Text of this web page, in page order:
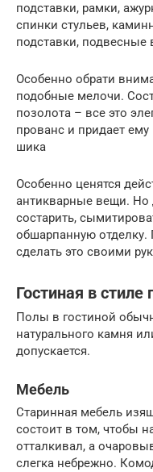
подставки, рамки,
спинки стульев,
подставки, подвесные
Особенно обрати
подобные мелочи.
позолота – все это
прованс и придает ему
шика
Особенно ценятся
антикварные вещи.
состарить,
обшарпанную
сделать это своими
Гостиная в стиле
Полы в гостиной
натурального камня
допускается.
Мебель
Старинная мебель
состоит в том, чтобы
отталкивал, а
слегка небрежно.